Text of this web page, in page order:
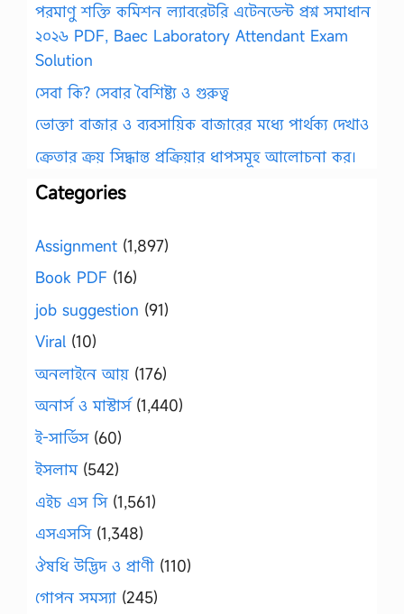
পরমাণু শক্তি কমিশন ল্যাবরেটরি এটেনডেন্ট প্রশ্ন সমাধান
২০২৬ PDF, Baec Laboratory Attendant Exam
Solution
সেবা কি? সেবার বৈশিষ্ট্য ও গুরুত্ব
ভোক্তা বাজার ও ব্যবসায়িক বাজারের মধ্যে পার্থক্য দেখাও
ক্রেতার ক্রয় সিদ্ধান্ত প্রক্রিয়ার ধাপসমূহ আলোচনা কর।
Categories
Assignment (1,897)
Book PDF (16)
job suggestion (91)
Viral (10)
অনলাইনে আয় (176)
অনার্স ও মাস্টার্স(1,440)
ই-সার্ভিস(60)
ইসলাম(542)
এইচ এস সি(1,561)
এসএসসি(1,348)
ঔষধি উদ্ভিদ ও প্রাণী (110)
গোপন সমস্যা (245)